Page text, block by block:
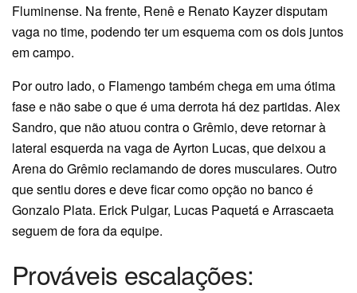
Fluminense. Na frente, Renê e Renato Kayzer disputam
vaga no time, podendo ter um esquema com os dois juntos
em campo.
Por outro lado, o Flamengo também chega em uma ótima
fase e não sabe o que é uma derrota há dez partidas. Alex
Sandro, que não atuou contra o Grêmio, deve retornar à
lateral esquerda na vaga de Ayrton Lucas, que deixou a
Arena do Grêmio reclamando de dores musculares. Outro
que sentiu dores e deve ficar como opção no banco é
Gonzalo Plata. Erick Pulgar, Lucas Paquetá e Arrascaeta
seguem de fora da equipe.
Prováveis escalações: